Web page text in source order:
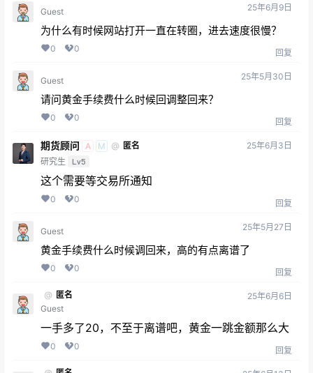
Guest 25年6月9日
为什么有时候网站打开一直在转圈，进去速度很慢？
0 0 回复
Guest 25年5月30日
请问黄金手续费什么时候回调整回来？
0 0 回复
期货顾问 A M @ 匿名
研究生
Lv5
25年6月3日
这个需要等交易所通知
0 0 回复
Guest 25年5月27日
黄金手续费什么时候调回来，高的有点离谱了
0 0 回复
@ 匿名
Guest
25年6月6日
一手多了20，不至于离谱吧，黄金一跳金额那么大
0 0 回复